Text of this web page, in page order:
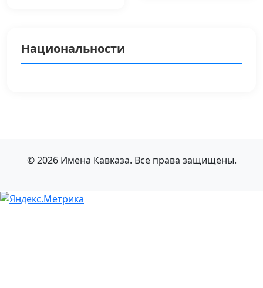
Национальности
© 2026 Имена Кавказа. Все права защищены.